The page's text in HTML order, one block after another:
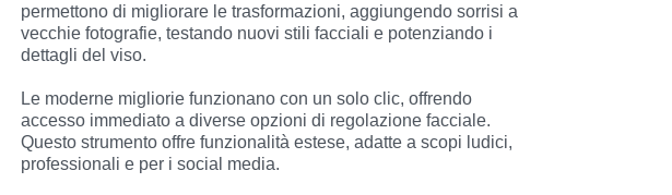
permettono di migliorare le trasformazioni, aggiungendo sorrisi a
vecchie fotografie, testando nuovi stili facciali e potenziando i
dettagli del viso.
Le moderne migliorie funzionano con un solo clic, offrendo
accesso immediato a diverse opzioni di regolazione facciale.
Questo strumento offre funzionalità estese, adatte a scopi ludici,
professionali e per i social media.